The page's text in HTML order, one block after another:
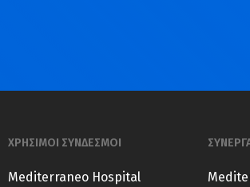
ΧΡΗΣΙΜΟΙ ΣΥΝΔΕΣΜΟΙ
Mediterraneo Hospital